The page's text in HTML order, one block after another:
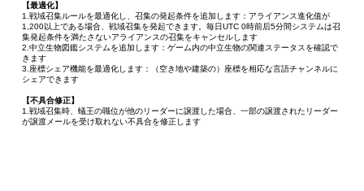
【最適化】
1.戦域召集ルールを最適化し、召集の発起条件を追加します：アライアンス進化值が
1,200以上である場合、戦域召集を発起できます。毎日UTC 0時前后5分間システムは召
集発起条件を満たさないアライアンスの召集をキャンセルします
2.中立生物図鑑システムを追加します：ゲーム内の中立生物の関連ステータスを確認で
きます
3.座標シェア機能を最適化します：（空き地や建築の）座標を相応な言語チャンネルに
シェアできます
【不具合修正】
1.戦域召集時、蟻王の職位が他のリーダーに譲渡した場合、一部の譲渡されたリーダー
が譲渡メールを受け取れない不具合を修正します